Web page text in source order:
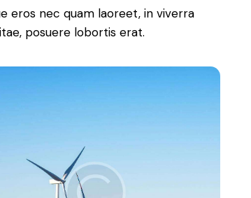
eros nec quam laoreet, in viverra
posuere lobortis erat.